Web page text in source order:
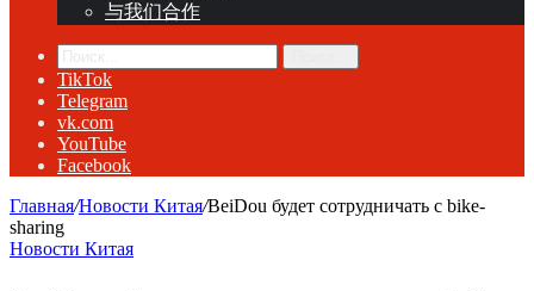
与我们合作
TikTok
Telegram
vk.com
YouTube
Facebook
Главная/Новости Китая/BeiDou будет сотрудничать с bike-
sharing
Новости Китая